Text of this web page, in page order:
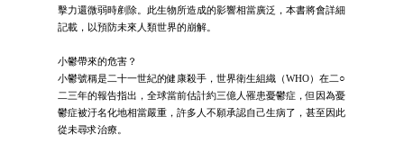
擊力還微弱時剷除。此生物所造成的影響相當廣泛，本書將會詳細
記載，以預防未來人類世界的崩解。
小鬱帶來的危害？
小鬱號稱是二十一世紀的健康殺手，世界衛生組織（WHO）在二○
二三年的報告指出，全球當前估計約三億人罹患憂鬱症，但因為憂
鬱症被汙名化地相當嚴重，許多人不願承認自己生病了，甚至因此
從未尋求治療。